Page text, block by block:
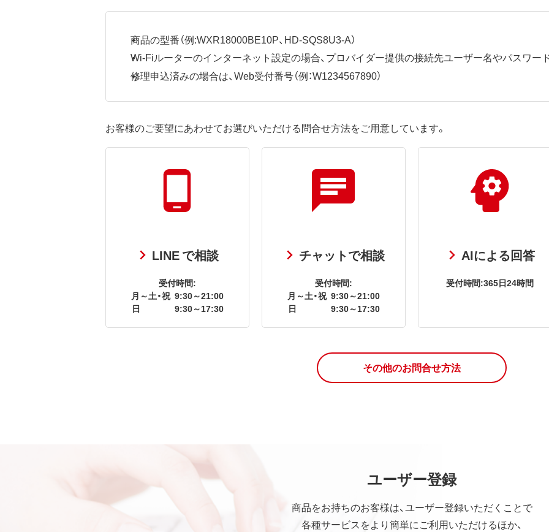
商品の型番（例:WXR18000BE10P、HD-SQS8U3-A）
Wi-Fiルーターのインターネット設定の場合、プロバイダー提供の接続先ユーザー名やパスワー
修理申込済みの場合は、Web受付番号（例：W1234567890）
お客様のご要望にあわせてお選びいただける問合せ方法をご用意しています。
LINE で相談
受付時間:
月～土・祝 9:30～21:00
日
9:30～17:30
チャットで相談
受付時間:
月～土・祝 9:30～21:00
日
9:30～17:30
AIによる回答
受付時間:365日24時間
その他のお問合せ方法
ユーザー登録
商品をお持ちのお客様は、ユーザー登録いただくことで
各種サービスをより簡単にご利用いただけるほか、